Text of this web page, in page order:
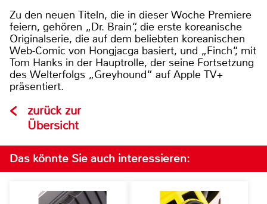
Zu den neuen Titeln, die in dieser Woche Premiere
feiern, gehören „Dr. Brain“, die erste koreanische
Originalserie, die auf dem beliebten koreanischen
Web-Comic von Hongjacga basiert, und „Finch“, mit
Tom Hanks in der Hauptrolle, der seine Fortsetzung
des Welterfolgs „Greyhound“ auf Apple TV+
präsentiert.
zurück zur
Übersicht
Das könnte Sie auch interessieren: